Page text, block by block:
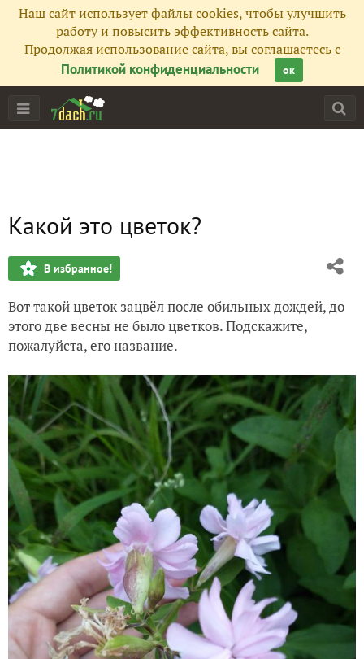
Наш сайт использует файлы cookies, чтобы улучшить
работу и повысить эффективность сайта.
Продолжая использование сайта, вы соглашаетесь с
Политикой конфиденциальности
ок
Какой это цветок?
В избранное!
Вот такой цветок зацвёл после обильных дождей, до
этого две весны не было цветков. Подскажите,
пожалуйста, его название.